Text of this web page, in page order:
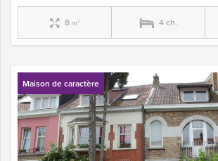
8 m² 4 ch.
Maison de caractère